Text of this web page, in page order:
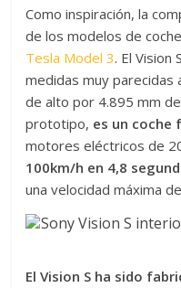
Como inspiración, la
de los modelos de
Tesla Model 3. El Vision
medidas muy parecidas
de alto por 4.895 mm
prototipo, es un coche
motores eléctricos de
100km/h en 4,8
una velocidad máxima
El Vision S ha sido